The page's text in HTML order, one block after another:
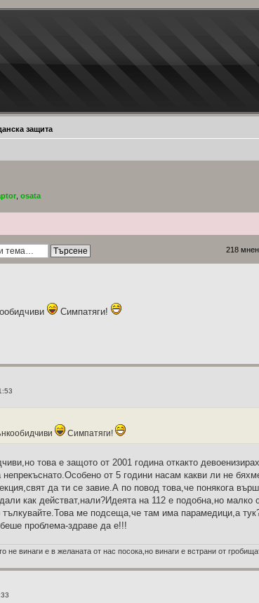
защита
osata
218
Симпатяги!
Симпатяги!
това е защото от 2001 година откакто
непрекъснато.Особено от 5 години насам какви ли не
да ти се завие.А по повод това,че понякога
как действат,нали?Идеята на 112 е подобна,но малко
тълкувайте.Това ме подсеща,че там има парамедици,а
проблема-здраве да е!!!
не винаги е в желаната от нас посока,но винаги е встрани от